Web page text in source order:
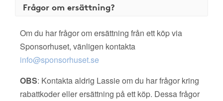
Frågor om ersättning?
Om du har frågor om ersättning från ett köp via
Sponsorhuset, vänligen kontakta
info@sponsorhuset.se
OBS: Kontakta aldrig Lassie om du har frågor kring
rabattkoder eller ersättning på ett köp. Dessa frågor